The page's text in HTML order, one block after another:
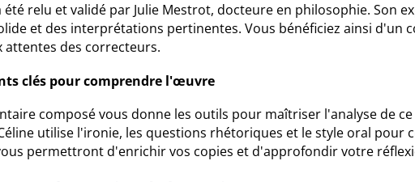
été relu et validé par Julie Mestrot, docteure en philosophie. Son
et des interprétations pertinentes. Vous bénéficiez ainsi d'un
attentes des correcteurs.
clés pour comprendre l'œuvre
composé vous donne les outils pour maîtriser l'analyse de
utilise l'ironie, les questions rhétoriques et le style oral pour
permettront d'enrichir vos copies et d'approfondir votre